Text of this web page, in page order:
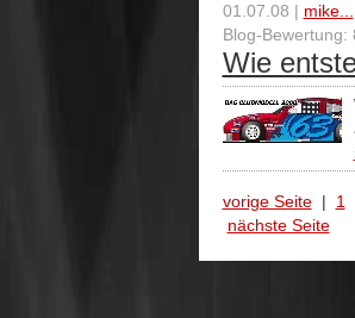
01.07.08 | mike...
Blog-Bewertung:
Wie
vorige Seite| 1
nächste Seite